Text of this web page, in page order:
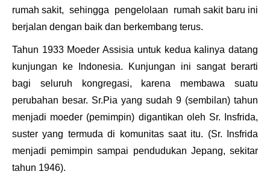
rumah sakit, sehingga pengelolaan rumah sakit baru ini
berjalan dengan baik dan berkembang terus.
Tahun 1933 Moeder Assisia untuk kedua kalinya datang
kunjungan ke Indonesia. Kunjungan ini sangat berarti
bagi seluruh kongregasi, karena membawa suatu
perubahan besar. Sr.Pia yang sudah 9 (sembilan) tahun
menjadi moeder (pemimpin) digantikan oleh Sr. Insfrida,
suster yang termuda di komunitas saat itu. (Sr. Insfrida
menjadi pemimpin sampai pendudukan Jepang, sekitar
tahun 1946).